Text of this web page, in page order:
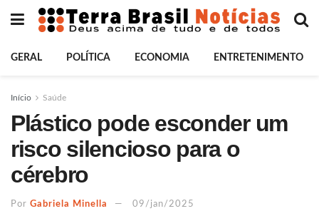
GERAL POLÍTICA ECONOMIA ENTRETENIMENTO
Início Saúde
Plástico pode esconder um
risco silencioso para o
cérebro
Por Gabriela Minella 09/jan/2025